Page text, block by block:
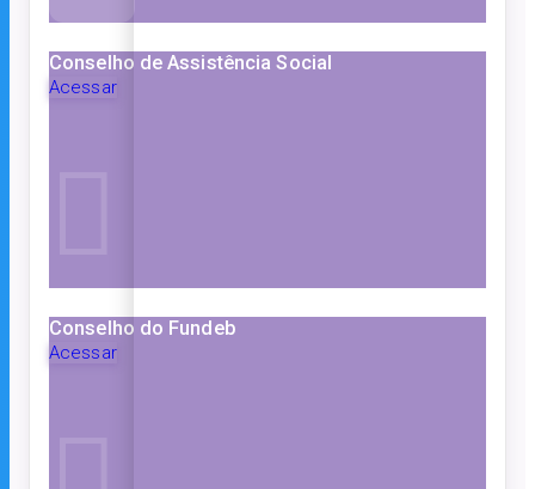
Conselho de Assistência Social
Acessar
Conselho do Fundeb
Acessar